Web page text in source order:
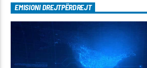
EMISIONI DREJTPËRDREJT